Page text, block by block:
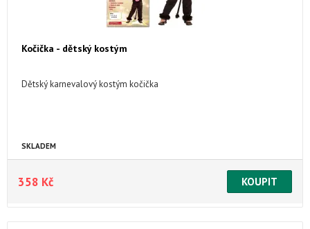
Kočička - dětský kostým
Dětský karnevalový kostým kočička
SKLADEM
358 Kč